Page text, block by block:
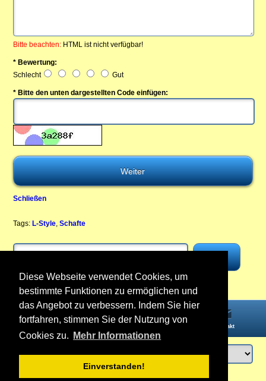
Diese Webseite verwendet Cookies, um
bestimmte Funktionen zu ermöglichen und
das Angebot zu verbessern. Indem Sie hier
fortfahren, stimmen Sie der Nutzung von
Cookies zu.
Mehr Informationen
Einverstanden!
Bitte beachten: HTML ist nicht verfügbar!
* Bewertung:
Schlecht
Gut
* Bitte den unten dargestellten Code einfügen:
Schließen
Tags: L-Style,Schafte
Konto Kontakt
AnmeldenoderKonto erstellen